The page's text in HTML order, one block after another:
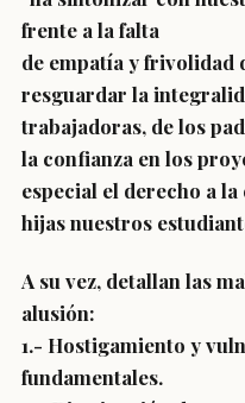
frente a la falta
de empatía y frivolidad
resguardar la
trabajadoras, de los
la confianza en los
especial el derecho a
hijas nuestros
A su vez, detallan las
alusión:
1.- Hostigamiento y
fundamentales.